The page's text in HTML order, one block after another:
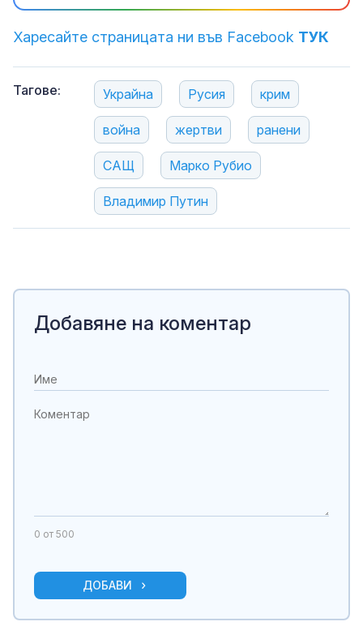
Харесайте страницата ни във Facebook ТУК
Тагове: Украйна Русия крим
война жертви ранени
САЩ Марко Рубио
Владимир Путин
Добавяне на коментар
0 от 500
ДОБАВИ